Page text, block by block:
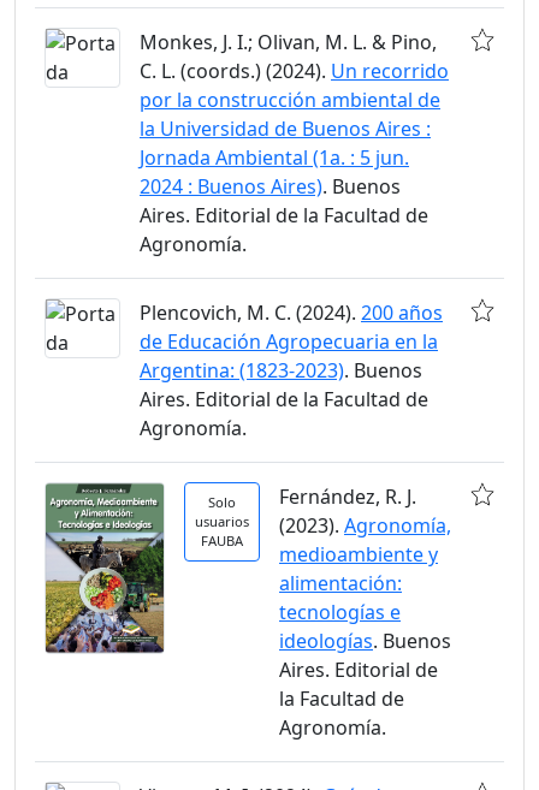
Monkes, J. I.; Olivan, M. L. & Pino,
C. L. (coords.) (2024). Un recorrido
por la construcción ambiental de
la Universidad de Buenos Aires :
Jornada Ambiental (1a. : 5 jun.
2024 : Buenos Aires). Buenos
Aires. Editorial de la Facultad de
Agronomía.
Plencovich, M. C. (2024). 200 años
de Educación Agropecuaria en la
Argentina: (1823-2023). Buenos
Aires. Editorial de la Facultad de
Agronomía.
Solo
usuarios
FAUBA
Fernández, R. J.
(2023). Agronomía,
medioambiente y
alimentación:
tecnologías e
ideologías. Buenos
Aires. Editorial de
la Facultad de
Agronomía.